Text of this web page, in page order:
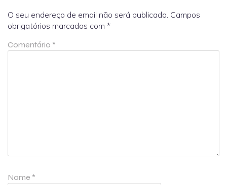
O seu endereço de email não será publicado. Campos
obrigatórios marcados com *
Comentário *
Nome *